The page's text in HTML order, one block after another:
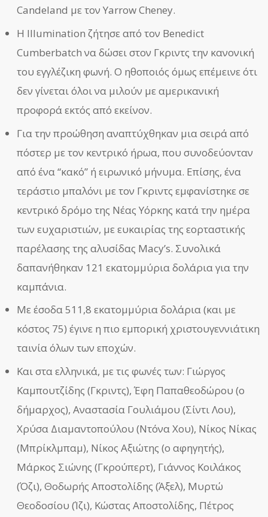
Candeland με τον Yarrow Cheney.
Η Illumination ζήτησε από τον Benedict
Cumberbatch να δώσει στον Γκριντς την κανονική
του εγγλέζικη φωνή. Ο ηθοποιός όμως επέμεινε ότι
δεν γίνεται όλοι να μιλούν με αμερικανική
προφορά εκτός από εκείνον.
Για την προώθηση αναπτύχθηκαν μια σειρά από
πόστερ με τον κεντρικό ήρωα, που συνοδεύονταν
από ένα “κακό” ή ειρωνικό μήνυμα. Επίσης, ένα
τεράστιο μπαλόνι με τον Γκριντς εμφανίστηκε σε
κεντρικό δρόμο της Νέας Υόρκης κατά την ημέρα
των ευχαριστιών, με ευκαιρίας της εορταστικής
παρέλασης της αλυσίδας Macy’s. Συνολικά
δαπανήθηκαν 121 εκατομμύρια δολάρια για την
καμπάνια.
Με έσοδα 511,8 εκατομμύρια δολάρια (και με
κόστος 75) έγινε η πιο εμπορική χριστουγεννιάτικη
ταινία όλων των εποχών.
Και στα ελληνικά, με τις φωνές των: Γιώργος
Καμπουτζίδης (Γκριντς), Έφη Παπαθεοδώρου (ο
δήμαρχος), Αναστασία Γουλιάμου (Σίντι Λου),
Χρύσα Διαμαντοπούλου (Ντόνα Χου), Νίκος Νίκας
(Μπρίκλμπαμ), Νίκος Αξιώτης (ο αφηγητής),
Μάρκος Σιώνης (Γκρούπερτ), Γιάννος Κοιλάκος
(Όζι), Θοδωρής Αποστολίδης (Άξελ), Μυρτώ
Θεοδοσίου (Ίζι), Κώστας Αποστολίδης, Πέτρος